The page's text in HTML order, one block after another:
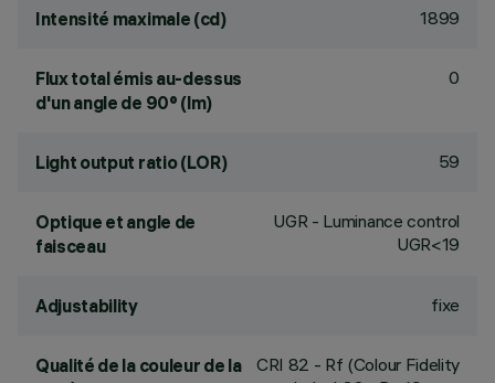
Intensité maximale (cd) 1899
Flux total émis au-dessus
d'un angle de 90° (lm)
0
Light output ratio (LOR) 59
Optique et angle de
faisceau
UGR - Luminance control
UGR<19
Adjustability fixe
Qualité de la couleur de la
CRI 82 - Rf (Colour Fidelity